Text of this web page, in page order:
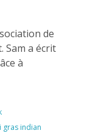
de
Sam a écrit
à
gras indian